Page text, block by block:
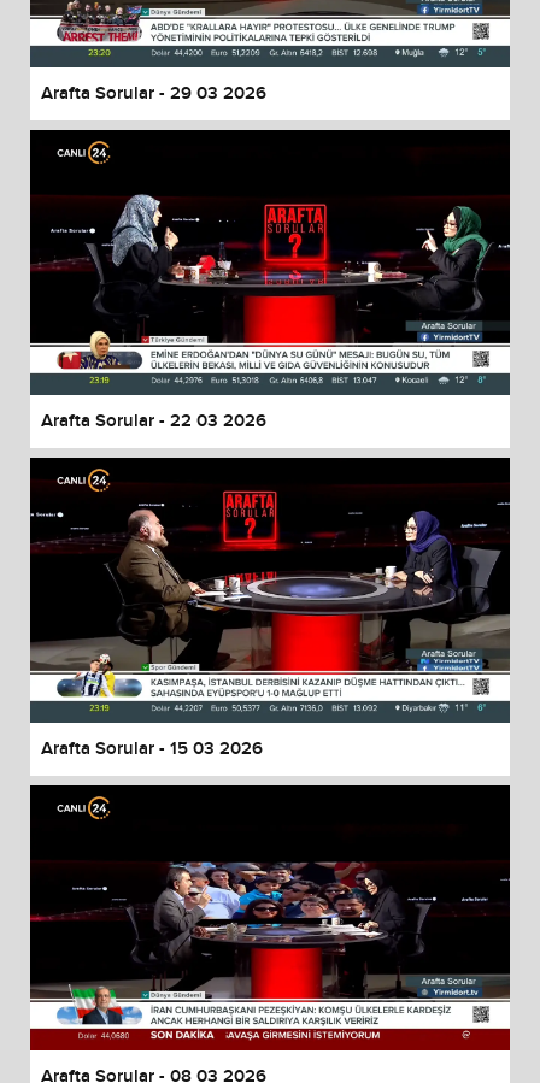
Arafta Sorular - 29 03 2026
Arafta Sorular - 22 03 2026
Arafta Sorular - 15 03 2026
Arafta Sorular - 08 03 2026